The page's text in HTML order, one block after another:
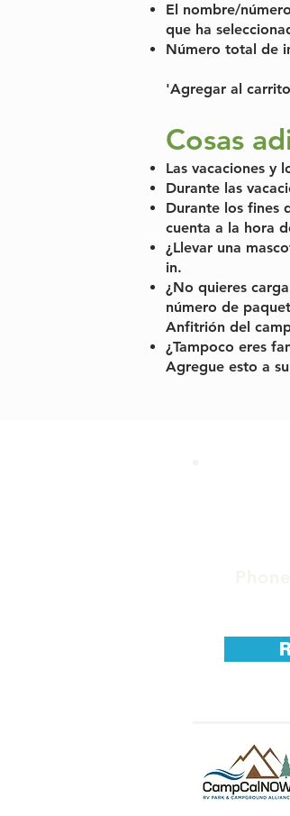
El nombre/
que ha
Número total de
'Agregar al
Cosas
Las vacaciones y
Durante las
Durante los fines
cuenta a la hora
¿Llevar una
in.
¿No quieres
número de
Anfitrión del
¿Tampoco eres
Agregue esto a